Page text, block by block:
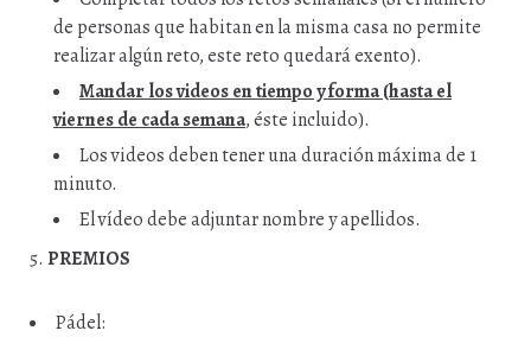
de personas que habitan en la misma casa no permite
realizar algún reto, este reto quedará exento).
Mandar los videos en tiempo y forma (hasta el
viernes de cada semana, éste incluido).
Los videos deben tener una duración máxima de 1
minuto.
El vídeo debe adjuntar nombre y apellidos.
PREMIOS
Pádel: